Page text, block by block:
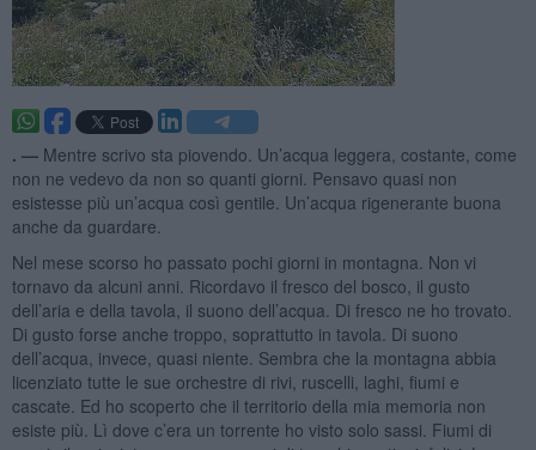
. — Mentre scrivo sta piovendo. Un’acqua leggera, costante, come
non ne vedevo da non so quanti giorni. Pensavo quasi non
esistesse più un’acqua così gentile. Un’acqua rigenerante buona
anche da guardare.
Nel mese scorso ho passato pochi giorni in montagna. Non vi
tornavo da alcuni anni. Ricordavo il fresco del bosco, il gusto
dell’aria e della tavola, il suono dell’acqua. Di fresco ne ho trovato.
Di gusto forse anche troppo, soprattutto in tavola. Di suono
dell’acqua, invece, quasi niente. Sembra che la montagna abbia
licenziato tutte le sue orchestre di rivi, ruscelli, laghi, fiumi e
cascate. Ed ho scoperto che il territorio della mia memoria non
esiste più. Lì dove c’era un torrente ho visto solo sassi. Fiumi di